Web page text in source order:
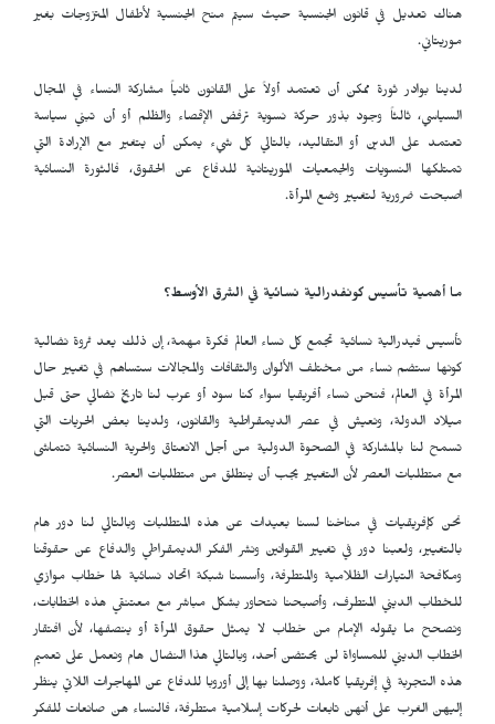
هناك تعديل في قانون الجنسية حيث سيتم منح الجنسية لأطفال المتزوجات بغير
موريتاني.
لدينا بوادر ثورة ممكن أن تعتمد أولاً على القانون ثانياً مشاركة النساء في المجال
السياسي، ثالثاً وجود بذور حركة نسوية ترفض الإقصاء والظلم أو أن تبني سياسة
تعتمد على الدين أو التقاليد، بالتالي كل شيء يمكن أن يتغير مع الإرادة التي
تمتلكها النسويات والجمعيات الموريتانية للدفاع عن الحقوق، فالثورة النسائية
اصبحت ضرورية لتغيير وضع المرأة.
ما أهمية تأسيس كونفدرالية نسائية في الشرق الأوسط؟
تأسيس فيدرالية نسائية تجمع كل نساء العالم فكرة مهمة، إن ذلك يعد ثروة نضالية
كونها ستضم نساء من مختلف الألوان والثقافات والمجالات ستساهم في تغيير حال
المرأة في العالم، فنحن نساء أفريقيا سواء كنا سود أو عرب لنا تاريخ نضالي حتى قبل
ميلاد الدولة، ونعيش في عصر الديمقراطية والقانون، ولدينا بعض الحريات التي
تسمح لنا بالمشاركة في الصحوة الدولية من أجل الانعتاق والحرية النسائية تتماشى
مع متطلبات العصر لأن التغيير يجب أن ينطلق من متطلبات العصر.
نحن كإفريقيات في مناخنا لسنا بعيدات عن هذه المتطلبات وبالتالي لنا دور هام
بالتغيير، ولعبنا دور في تغيير القوانين ونشر الفكر الديمقراطي والدفاع عن حقوقنا
ومكافحة التيارات الظلامية والمتطرفة، وأسسنا شبكة اتحاد نسائية لها خطاب موازي
للخطاب الديني المتطرف، وأصبحنا نتحاور بشكل مباشر مع معتنقي هذه الخطابات،
ونصحح ما يقوله الإمام من خطاب لا يمثل حقوق المرأة أو ينصفها، لأن افتقار
الخطاب الديني للمساواة لن يحتضن أحد، وبالتالي هذا النضال هام ونعمل على تعميم
هذه التجربة في إفريقيا كاملة، ووصلنا بها إلى أوروبا للدفاع عن المهاجرات اللاتي ينظر
إليهن الغرب على أنهن تابعات لحركات إسلامية متطرفة، فالنساء هن صانعات للفكر